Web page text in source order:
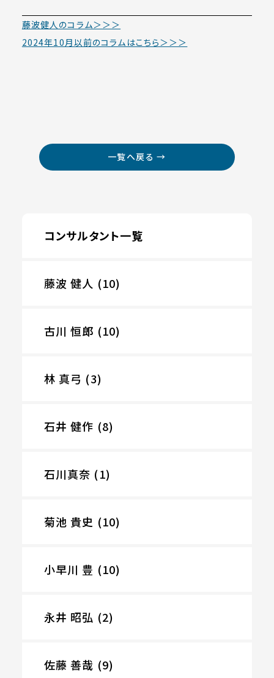
藤波健人のコラム＞＞＞
2024年10月以前のコラムはこちら＞＞＞
一覧へ戻る →
コンサルタント一覧
藤波 健人 (10)
古川 恒郎 (10)
林 真弓 (3)
石井 健作 (8)
石川真奈 (1)
菊池 貴史 (10)
小早川 豊 (10)
永井 昭弘 (2)
佐藤 善哉 (9)